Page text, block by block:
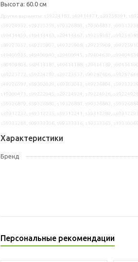
Высота: 60.0 см
Характеристики
Бренд
Персональные рекомендации